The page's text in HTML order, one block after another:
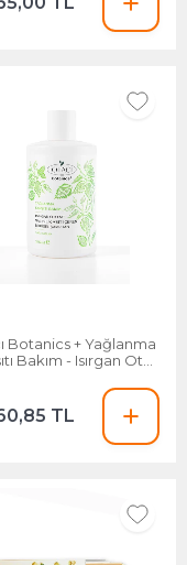
Botanics + Yağlanma
Bakım - Isırgan Otu
TL